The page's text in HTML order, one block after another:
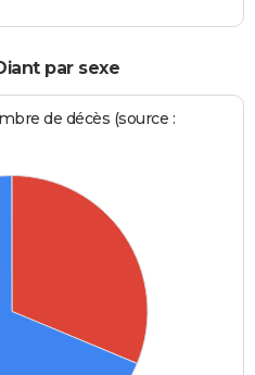
par sexe
de décès (source :